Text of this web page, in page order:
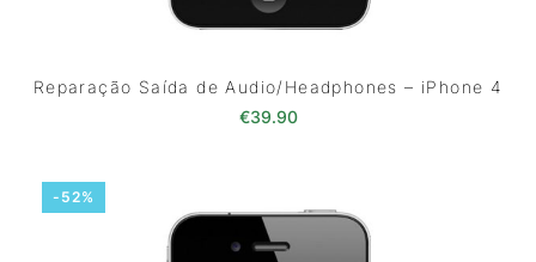
Reparação Saída de Audio/Headphones – iPhone 4
€39.90
-52%